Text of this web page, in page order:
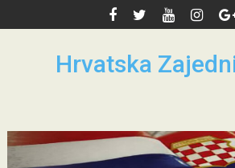
to
Hrvatska